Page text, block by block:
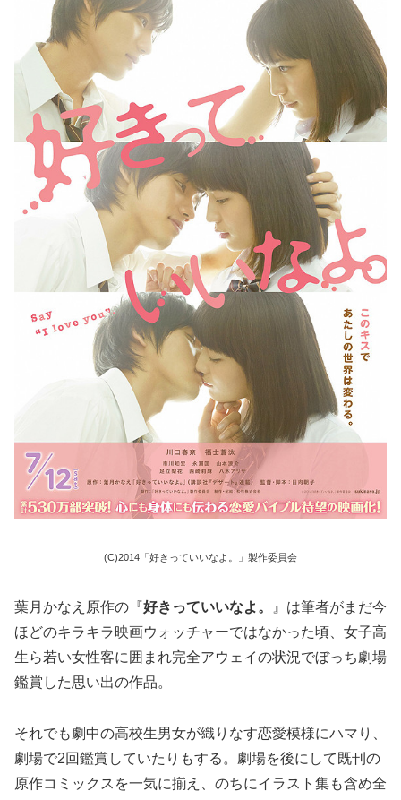
(C)2014「好きっていいなよ。」製作委員会
葉月かなえ原作の『好きっていいなよ。
』は筆者がまだ今
ほどのキラキラ映画ウォッチャーではなかった頃、女子高
生ら若い女性客に囲まれ完全アウェイの状況でぼっち劇場
鑑賞した思い出の作品。
それでも劇中の高校生男女が織りなす恋愛模様にハマり、
劇場で2回鑑賞していたりもする。劇場を後にして既刊の
原作コミックスを一気に揃え、のちにイラスト集も含め全